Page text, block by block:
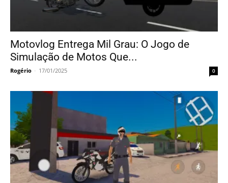
Motovlog Entrega Mil Grau: O Jogo de
Simulação de Motos Que...
Rogério - 17/01/2025 0